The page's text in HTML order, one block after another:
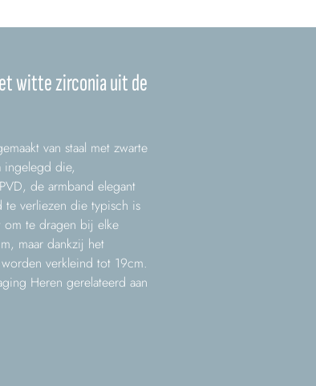
witte zirconia uit de
van staal met zwarte
die,
de armband elegant
verliezen die typisch is
om te dragen bij elke
maar dankzij het
verkleind tot 19cm.
Heren gerelateerd aan